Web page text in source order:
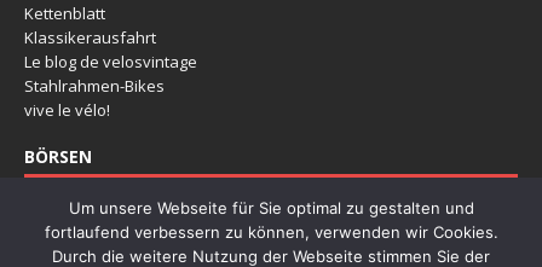
Kettenblatt
Klassikerausfahrt
Le blog de velosvintage
Stahlrahmen-Bikes
vive le vélo!
BÖRSEN
Deutsche Rennradbörse
Klassikertage Hannover
Radklassiker Köln
Um unsere Webseite für Sie optimal zu gestalten und
fortlaufend verbessern zu können, verwenden wir Cookies.
Durch die weitere Nutzung der Webseite stimmen Sie der